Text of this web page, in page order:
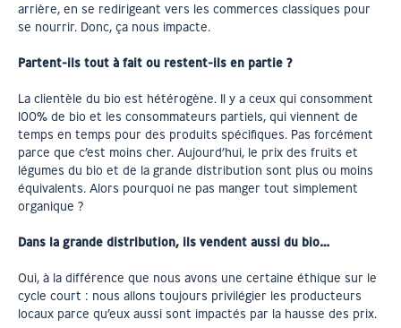
arrière, en se redirigeant vers les commerces classiques pour
se nourrir. Donc, ça nous impacte.
Partent-ils tout à fait ou restent-ils en partie ?
La clientèle du bio est hétérogène. Il y a ceux qui consomment
100% de bio et les consommateurs partiels, qui viennent de
temps en temps pour des produits spécifiques. Pas forcément
parce que c’est moins cher. Aujourd’hui, le prix des fruits et
légumes du bio et de la grande distribution sont plus ou moins
équivalents. Alors pourquoi ne pas manger tout simplement
organique ?
Dans la grande distribution, ils vendent aussi du bio…
Oui, à la différence que nous avons une certaine éthique sur le
cycle court : nous allons toujours privilégier les producteurs
locaux parce qu’eux aussi sont impactés par la hausse des prix.